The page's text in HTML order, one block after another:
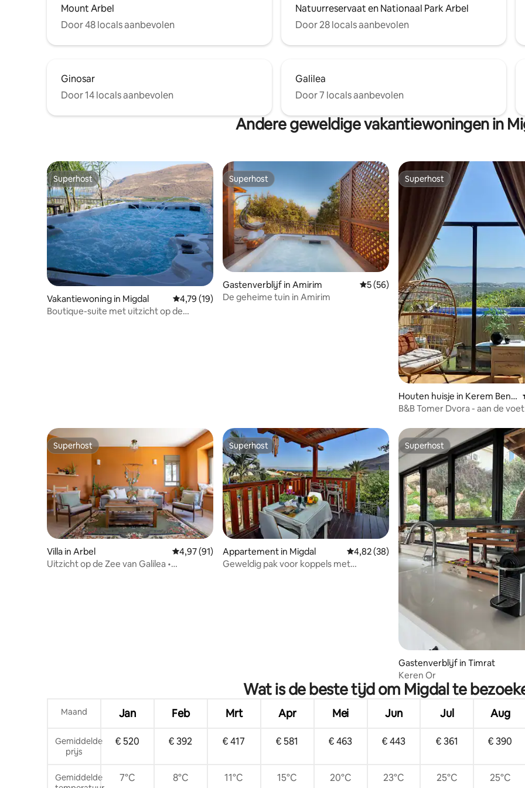
Mount Arbel
Door 48 locals aanbevolen
Natuurreservaat en Nationaal Park Arbel
Door 28 locals aanbevolen
Ginosar
Door 14 locals aanbevolen
Galilea
Door 7 locals aanbevolen
Andere geweldige vakantiewoningen in
Superhost
Superhost
Vakantiewoning in Migdal Gemiddelde beoordeling van 4,79 op 5, 19 recensies
4,79 (19)
Boutique-suite met uitzicht op de
Superhost
Superhost
Gastenverblijf in Amirim Gemiddelde beoordeling van 5 op 5, 56
5 (56)
De geheime tuin in Amirim
Superhost
Superhost
Houten huisje in Kerem Ben Z
imra
B&B Tomer Dvora - aan de
privacy
Superhost
Superhost
Villa in Arbel Gemiddelde beoordeling van 4,97 op 5, 91 recensies
4,97 (91)
Uitzicht op de Zee van Galilea •
Superhost
Superhost
Appartement in Migdal Gemiddelde beoordeling van 4,82 op 5, 38
4,82 (38)
Geweldig pak voor koppels met
Superhost
Superhost
Gastenverblijf in Timrat
Keren Or
Wat is de beste tijd om Migdal te
Maand Jan Feb Mrt Apr Mei Jun Jul Aug
Gemiddelde
prijs
€ 520 € 392 € 417 € 581 € 463 € 443 € 361 € 390
Gemiddelde
7°C 8°C 11°C 15°C 20°C 23°C 25°C 25°C